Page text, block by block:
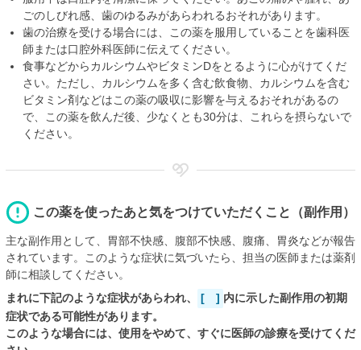
ごのしびれ感、歯のゆるみがあらわれるおそれがあります。
歯の治療を受ける場合には、この薬を服用していることを歯科医
師または口腔外科医師に伝えてください。
食事などからカルシウムやビタミンDをとるように心がけてくだ
さい。ただし、カルシウムを多く含む飲食物、カルシウムを含む
ビタミン剤などはこの薬の吸収に影響を与えるおそれがあるの
で、この薬を飲んだ後、少なくとも30分は、これらを摂らないで
ください。
この薬を使ったあと気をつけていただくこと（副作用）
主な副作用として、胃部不快感、腹部不快感、腹痛、胃炎などが報告
されています。このような症状に気づいたら、担当の医師または薬剤
師に相談してください。
まれに下記のような症状があらわれ、
[ ] 内に示した副作用の初期
症状である可能性があります。
このような場合には、使用をやめて、すぐに医師の診療を受けてくだ